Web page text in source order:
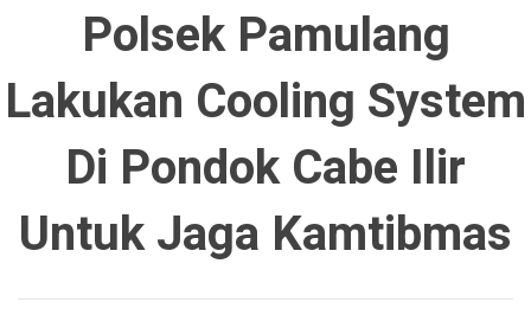
Polsek Pamulang
Lakukan Cooling System
Di Pondok Cabe Ilir
Untuk Jaga Kamtibmas